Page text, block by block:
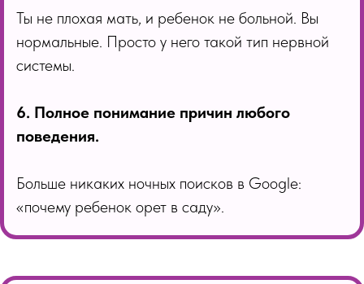
Ты не плохая мать, и ребенок не больной. Вы
нормальные. Просто у него такой тип нервной
системы.
6. Полное понимание причин любого
поведения.
Больше никаких ночных поисков в Google:
«почему ребенок орет в саду».